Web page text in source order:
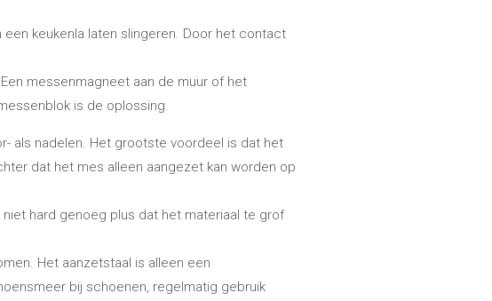
keukenla laten slingeren. Door het contact
messenmagneet aan de muur of het
is de oplossing.
als nadelen. Het grootste voordeel is dat het
dat het mes alleen aangezet kan worden op
hard genoeg plus dat het materiaal te grof
Het aanzetstaal is alleen een
bij schoenen, regelmatig gebruik